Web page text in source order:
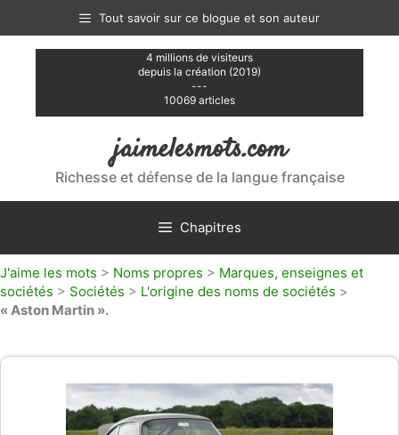
contenu
Tout savoir sur ce blogue et son auteur
4 millions de visiteurs
depuis la création (2019)
---
10069 articles
jaimelesmots.com
Richesse et défense de la langue française
Chapitres
J'aime les mots > Noms propres > Marques, enseignes et
sociétés > Sociétés > L'origine des noms de sociétés >
« Aston Martin ».